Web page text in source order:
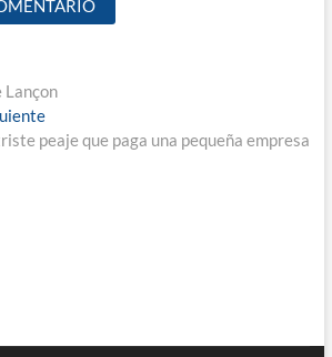
Lançon
Entrada
siguiente:
peaje que paga una pequeña empresa